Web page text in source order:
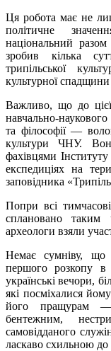
Ця робота має не
політичне
національний
зробив кілька
трипільської
культурної
Важливо, що до
навчально-
та філософії —
культури ЧНУ.
фахівцями
експедиціях на
заповідника
Попри всі
сплановано
археологи взяли
Немає сумніву,
першого розкопу в
українські вечори,
які посміхалися
його пращурам —
бентежним,
самовідданого
ласкаво схильною до